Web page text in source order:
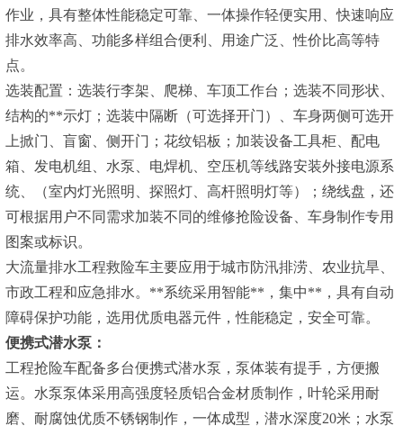
作业，具有整体性能稳定可靠、一体操作轻便实用、快速响应
排水效率高、功能多样组合便利、用途广泛、性价比高等特
点。
选装配置：选装行李架、爬梯、车顶工作台；选装不同形状、
结构的**示灯；选装中隔断（可选择开门）、车身两侧可选开
上掀门、盲窗、侧开门；花纹铝板；加装设备工具柜、配电
箱、发电机组、水泵、电焊机、空压机等线路安装外接电源系
统、（室内灯光照明、探照灯、高杆照明灯等）；绕线盘，还
可根据用户不同需求加装不同的维修抢险设备、车身制作专用
图案或标识。
大流量排水工程救险车主要应用于城市防汛排涝、农业抗旱、
市政工程和应急排水。**系统采用智能**，集中**，具有自动
障碍保护功能，选用优质电器元件，性能稳定，安全可靠。
便携式潜水泵：
工程抢险车配备多台便携式潜水泵，泵体装有提手，方便搬
运。水泵泵体采用高强度轻质铝合金材质制作，叶轮采用耐
磨、耐腐蚀优质不锈钢制作，一体成型，潜水深度20米；水泵